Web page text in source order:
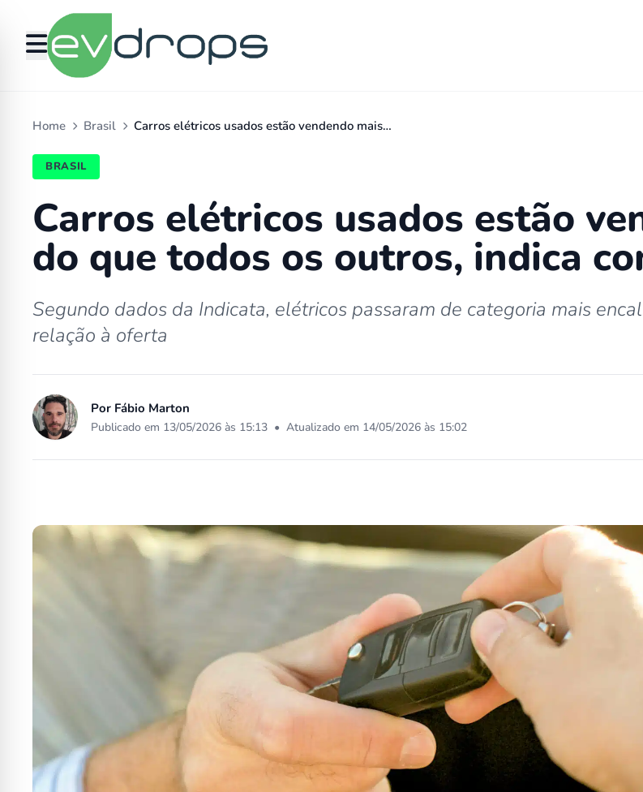
Home Brasil Carros elétricos usados estão vendendo mais…
BRASIL
Carros elétricos usados estão
do que todos os outros, indica
Segundo dados da Indicata, elétricos passaram de categoria mais
relação à oferta
Por Fábio Marton
Publicado em 13/05/2026 às 15:13 • Atualizado em 14/05/2026 às 15:02